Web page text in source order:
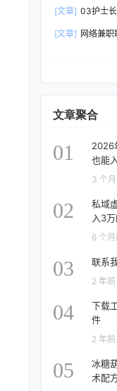
[文章] 03护士
[文章] 网络兼职
文章聚合
01
2026
也能
3 个
02
私域
入3
6 个月
03 联系
2 年前
04
下载
件
2 年前
05
冰糖
术配